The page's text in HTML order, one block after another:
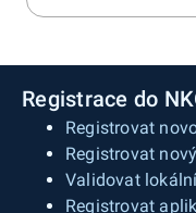
Registrace do
Registrovat
Registrovat
Validovat
Registrovat